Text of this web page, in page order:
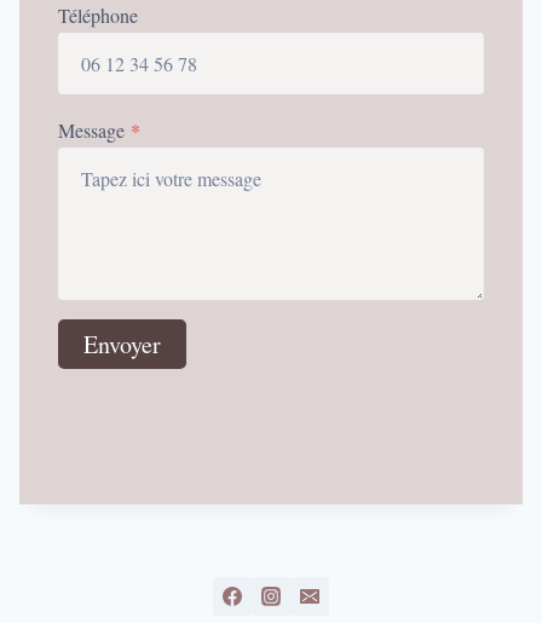
Téléphone
Message *
Envoyer